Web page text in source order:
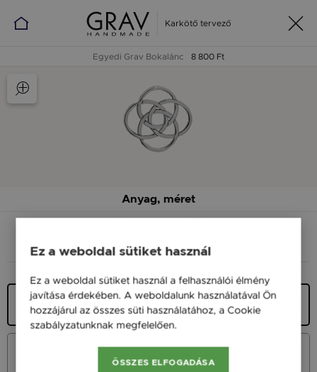
Karkötő tervező
Egyedi Grav Bokalánc 8 800 Ft
Anyag, méret
ANYAG (SZÍN) MÉRET
Ezüst 925
7 400 Ft
Fehér Arany 14K
Ez a weboldal sütiket használ
Ez a weboldal sütiket használ a felhasználói élmény
javítása érdekében. A weboldalunk használatával Ön
hozzájárul az összes süti használatához, a Cookie
szabályzatunknak megfelelően.
ÖSSZES ELFOGADÁSA